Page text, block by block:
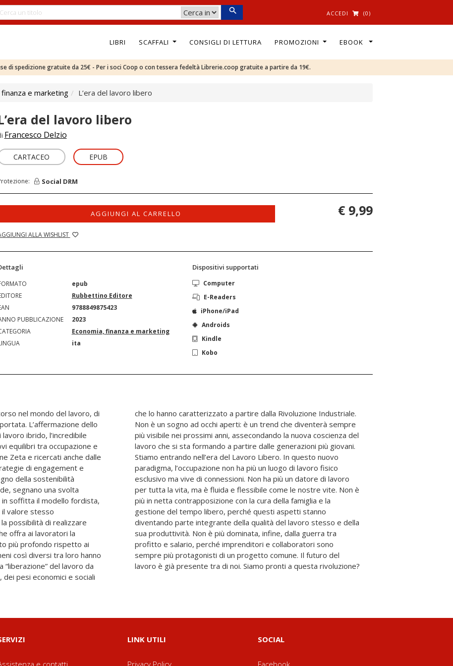
ACCEDI (0)
LIBRI SCAFFALI CONSIGLI DI LETTURA PROMOZIONI EBOOK
di spedizione gratuite da 25€ - Per i soci Coop o con tessera fedeltà Librerie.coop gratuite a partire da 19€.
finanza e marketing L’era del lavoro libero
del lavoro libero
Francesco Delzio
CARTACEO EPUB
Social DRM
AGGIUNGI AL CARRELLO
ALLA WISHLIST
€ 9,99
epub
Rubbettino Editore
9788849875423
PUBBLICAZIONE
2023
Economia, finanza e marketing
ita
Dispositivi supportati
Computer
E-Readers
iPhone/iPad
Androids
Kindle
Kobo
nel mondo del lavoro, di
L’affermazione dello
ibrido, l’incredibile
equilibri tra occupazione e
Zeta e ricercati anche dalle
di engagement e
della sostenibilità
segnano una svolta
soffitta il modello fordista,
valore stesso
possibilità di realizzare
offra ai lavoratori la
più profondo rispetto ai
così diversi tra loro hanno
“liberazione” del lavoro da
pesi economici e sociali
Rivoluzione Industriale.
trend che diventerà sempre
la nuova coscienza del
generazioni più giovani.
Libero. In questo nuovo
un luogo di lavoro fisico
più un datore di lavoro
le nostre vite. Non è
la cura della famiglia e la
aspetti stanno
del lavoro stesso e della
dalla guerra tra
e collaboratori sono
comune. Il futuro del
lavoro è già presente tra di noi. Siamo pronti a questa rivoluzione?
e contatti
LINK UTILI
Privacy Policy
SOCIAL
Facebook